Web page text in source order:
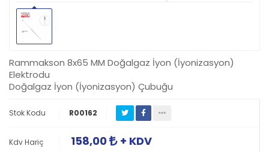
Rammakson 8x65 MM Doğalgaz İyon (İyonizasyon)
Elektrodu
Doğalgaz İyon (İyonizasyon) Çubuğu
Stok Kodu R00162
Kdv Hariç 158,00 + KDV